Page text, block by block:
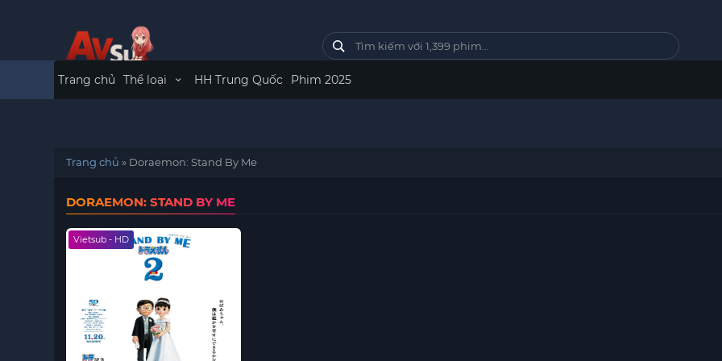
Trang chủ Thể loại HH Trung Quốc Phim 2025
Trang chủ » Doraemon: Stand By Me
DORAEMON: STAND BY ME
Vietsub - HD